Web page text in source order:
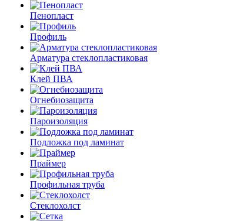
Пенопласт
Профиль
Арматура стеклопластиковая
Клей ПВА
Огнебиозащита
Пароизоляция
Подложка под ламинат
Праймер
Профильная труба
Стеклохолст